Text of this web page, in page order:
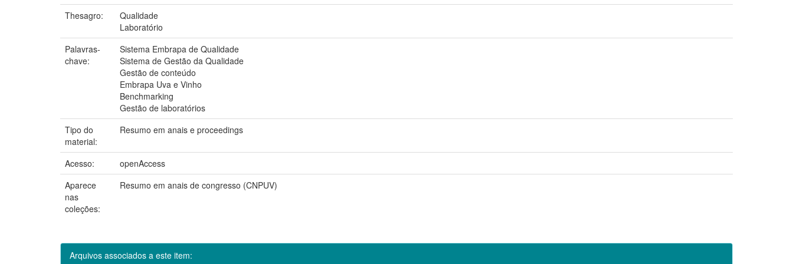
Thesagro:
Qualidade
Laboratório
Palavras-
chave:
Sistema Embrapa de Qualidade
Sistema de Gestão da Qualidade
Gestão de conteúdo
Embrapa Uva e Vinho
Benchmarking
Gestão de laboratórios
Tipo do
material:
Resumo em anais e proceedings
Acesso:
openAccess
Aparece
nas
coleções:
Resumo em anais de congresso (CNPUV)
Arquivos associados a este item: